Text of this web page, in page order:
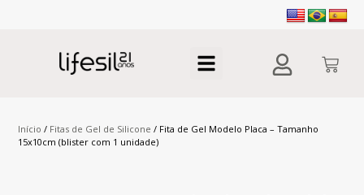
Início / Fitas de Gel de Silicone / Fita de Gel Modelo Placa – Tamanho
15x10cm (blister com 1 unidade)